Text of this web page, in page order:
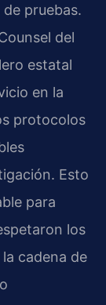
pruebas.
del
estatal
en la
protocolos
Esto
para
los
cadena de